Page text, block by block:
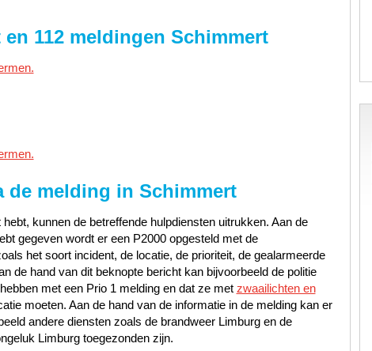
en 112 meldingen Schimmert
de melding in Schimmert
kunnen de betreffende hulpdiensten uitrukken. Aan de
gegeven wordt er een P2000 opgesteld met de
het soort incident, de locatie, de prioriteit, de gealarmeerde
de hand van dit beknopte bericht kan bijvoorbeeld de politie
met een Prio 1 melding en dat ze met zwaailichten en
moeten. Aan de hand van de informatie in de melding kan er
andere diensten zoals de brandweer Limburg en de
Limburg toegezonden zijn.